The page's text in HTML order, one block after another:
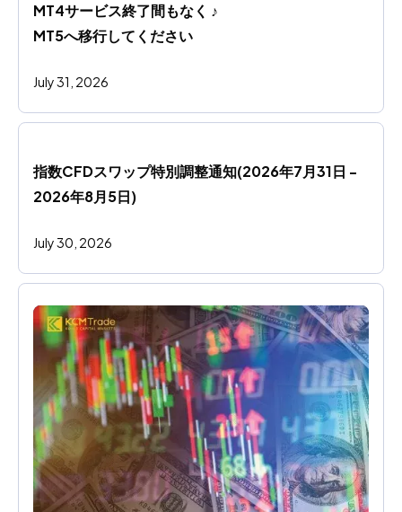
MT4サービス終了間もなく ♪
MT5へ移行してください
July 31, 2026
指数CFDスワップ特別調整通知(2026年7月31日 -
2026年8月5日)
July 30, 2026